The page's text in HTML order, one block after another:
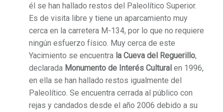
él se han hallado restos del Paleolítico Superior.
Es de visita libre y tiene un aparcamiento muy
cerca en la carretera M-134, por lo que no requiere
ningún esfuerzo físico. Muy cerca de este
Yacimiento se encuentrala Cueva del Reguerillo,
declarada Monumento de Interés Cultural en 1996,
en ella se han hallado restos igualmente del
Paleolítico. Se encuentra cerrada al público con
rejas y candados desde el año 2006 debido a su